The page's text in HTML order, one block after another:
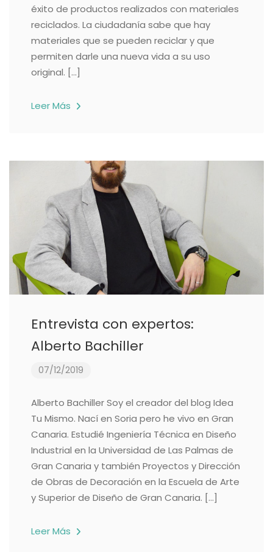
éxito de productos realizados con materiales
reciclados. La ciudadanía sabe que hay
materiales que se pueden reciclar y que
permiten darle una nueva vida a su uso
original. […]
Leer Más
Entrevista con expertos:
Alberto Bachiller
07/12/2019
Alberto Bachiller Soy el creador del blog Idea
Tu Mismo. Nací en Soria pero he vivo en Gran
Canaria. Estudié Ingeniería Técnica en Diseño
Industrial en la Universidad de Las Palmas de
Gran Canaria y también Proyectos y Dirección
de Obras de Decoración en la Escuela de Arte
y Superior de Diseño de Gran Canaria. […]
Leer Más